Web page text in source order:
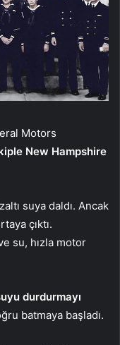
Motors
New Hampshire
suya daldı. Ancak
çıktı.
su, hızla motor
durdurmayı
batmaya başladı.